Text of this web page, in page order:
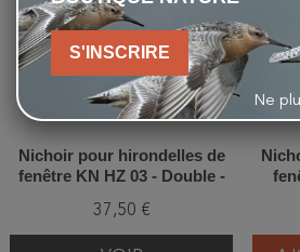
Nichoir pour hirondelles de
fenêtre KN HZ 03 - Double -
37,50 €
S'INSCRIRE
Ne